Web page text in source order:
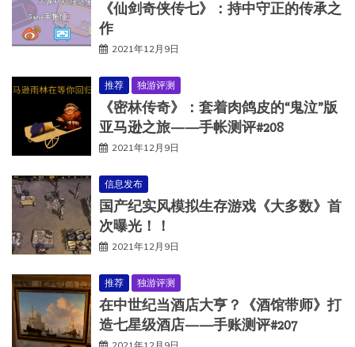
《仙剑奇侠传七》：持中守正的传承之
作
2021年12月9日
推荐 独游评测
《密林传奇》：套着肉鸽皮的“鬼泣”版
亚马逊之旅——手帐测评#208
2021年12月9日
信息发布
国产纪实风模拟生存游戏《大多数》首
次曝光！！
2021年12月9日
推荐 独游评测
在中世纪当酒店大亨？《酒馆带师》打
造七星级酒店——手账测评#207